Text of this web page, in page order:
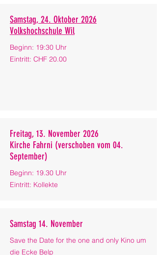
Samstag, 24. Oktober 2026
Volkshochschule Wil
Beginn: 19:30 Uhr
Eintritt: CHF 20.00
Freitag, 13. November 2026
Kirche Fahrni (verschoben vom 04.
September)
Beginn: 19.30 Uhr
Eintritt: Kollekte
Samstag 14. November
Save the Date for the one and only Kino um
die Ecke Belp